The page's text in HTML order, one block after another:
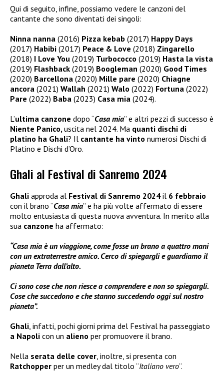
Qui di seguito, infine, possiamo vedere le canzoni del
cantante che sono diventati dei singoli:
Ninna nanna (2016) Pizza kebab (2017) Happy Days
(2017) Habibi (2017) Peace & Love (2018) Zingarello
(2018) I Love You (2019) Turbococco (2019) Hasta la vista
(2019) Flashback (2019) Boogleman (2020) Good Times
(2020) Barcellona (2020) Mille pare (2020) Chiagne
ancora (2021) Wallah (2021) Walo (2022) Fortuna (2022)
Pare (2022) Baba (2023) Casa mia (2024).
L’ultima canzone dopo “Casa mia” e altri pezzi di successo è
Niente Panico, uscita nel 2024. Ma quanti dischi di
platino ha Ghali? Il cantante ha vinto numerosi Dischi di
Platino e Dischi d’Oro.
Ghali al Festival di Sanremo 2024
Ghali approda al Festival di Sanremo 2024il 6 febbraio
con il brano “Casa mia” e ha più volte affermato di essere
molto entusiasta di questa nuova avventura. In merito alla
sua canzone ha affermato:
“Casa mia è un viaggione, come fosse un brano a quattro mani
con un extraterrestre amico. Cerco di spiegargli e guardiamo il
pianeta Terra dall’alto.
Ci sono cose che non riesce a comprendere e non so spiegargli.
Cose che succedono e che stanno succedendo oggi sul nostro
pianeta”.
Ghali, infatti, pochi giorni prima del Festival ha passeggiato
a Napoli con un alieno per promuovere il brano.
Nella serata delle cover, inoltre, si presenta con
Ratchopper per un medley dal titolo “Italiano vero“.